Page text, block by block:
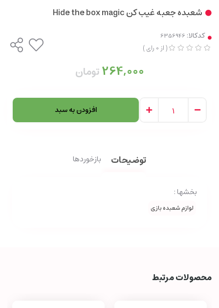
شعبده جعبه غیب کن Hide the box magic
کدکالا:
(از0 رای)
264,000تومان
افزودن به سبد
توضیحات بازخوردها
بخشها :
لوازم شعبده بازی
محصولات مرتبط